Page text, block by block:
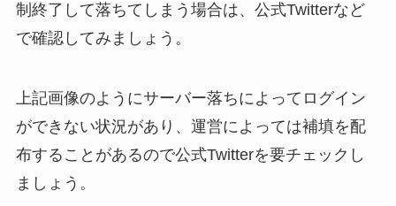
制終了して落ちてしまう場合は、公式Twitterなど
で確認してみましょう。
上記画像のようにサーバー落ちによってログイン
ができない状況があり、運営によっては補填を配
布することがあるので公式Twitterを要チェックし
ましょう。